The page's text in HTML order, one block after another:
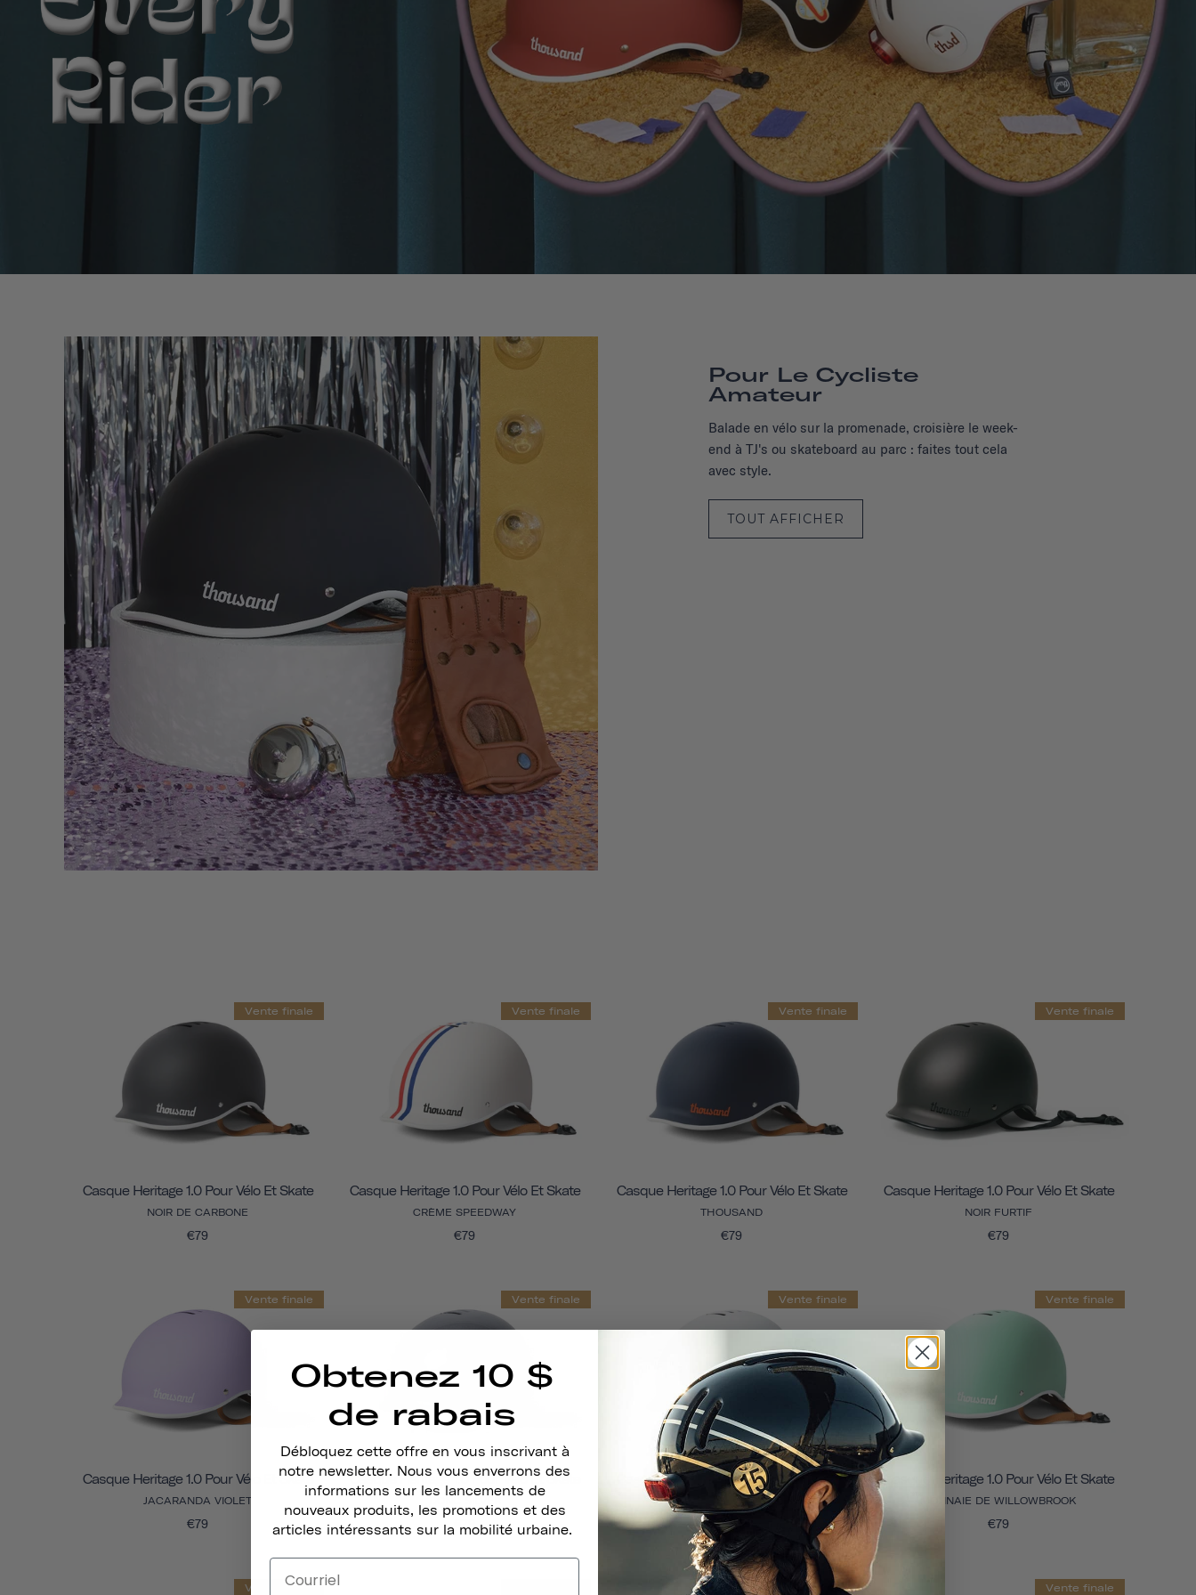
Pour Le Cycliste
Amateur
Balade en vélo sur la promenade, croisière le week-
end à TJ's ou skateboard au parc : faites tout cela
avec style.
TOUT AFFICHER
Vente finale
Casque Heritage 1.0 Pour Vélo Et Skate
NOIR DE CARBONE
€79
Vente finale
Casque Heritage 1.0 Pour Vélo Et Skate
CRÈME SPEEDWAY
€79
Vente finale
Casque Heritage 1.0 Pour Vélo Et Skate
THOUSAND
€79
Vente finale
Casque Heritage 1.0 Pour Vélo Et Skate
NOIR FURTIF
€79
Vente finale
Casque Heritage 1.0 Pour Vélo Et Skate
JACARANDA VIOLET
€79
Vente finale
Casque Heritage 1.0 Pour Vélo Et Skate
€79
Vente finale
Casque Heritage 1.0 Pour Vélo Et Skate
GRIS ARCTIQUE
€79
Vente finale
Casque Heritage 1.0 Pour Vélo Et Skate
MONNAIE DE WILLOWBROOK
€79
Vente finale Vente finale Vente finale
Obtenez 10 $
de rabais
Débloquez cette offre en vous inscrivant à
notre newsletter. Nous vous enverrons des
informations sur les lancements de
nouveaux produits, les promotions et des
articles intéressants sur la mobilité urbaine.